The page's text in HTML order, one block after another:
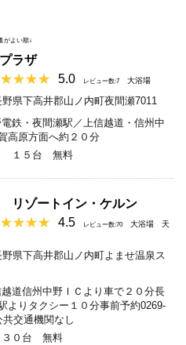
がよい順↓
ラザ
5.0 レビュー数:7 大浴場
野県下高井郡山ノ内町夜間瀬7011
鉄・夜間瀬駅／上信越道・信州中
高原方面へ約２０分
１５台 無料
リゾートイン・ケルン
4.5 レビュー数:70 大浴場
天
野県下高井郡山ノ内町よませ温泉ス
道信州中野ＩＣより車で２０分長
よりタクシー１０分事前予約0269-
交通機関なし
０台 無料